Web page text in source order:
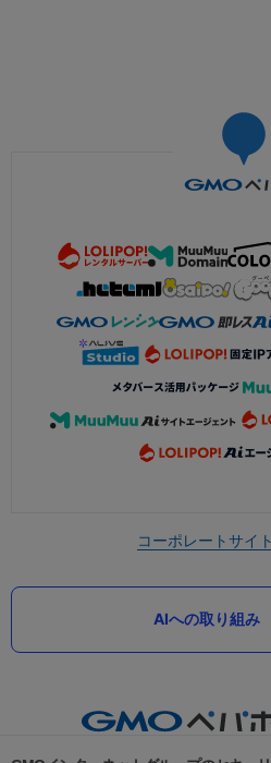
コーポレートサイト
AIへの取り組み